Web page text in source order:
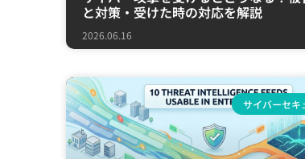
と対策・受けた時の対応を解説
2026.06.16
サイバーセキ